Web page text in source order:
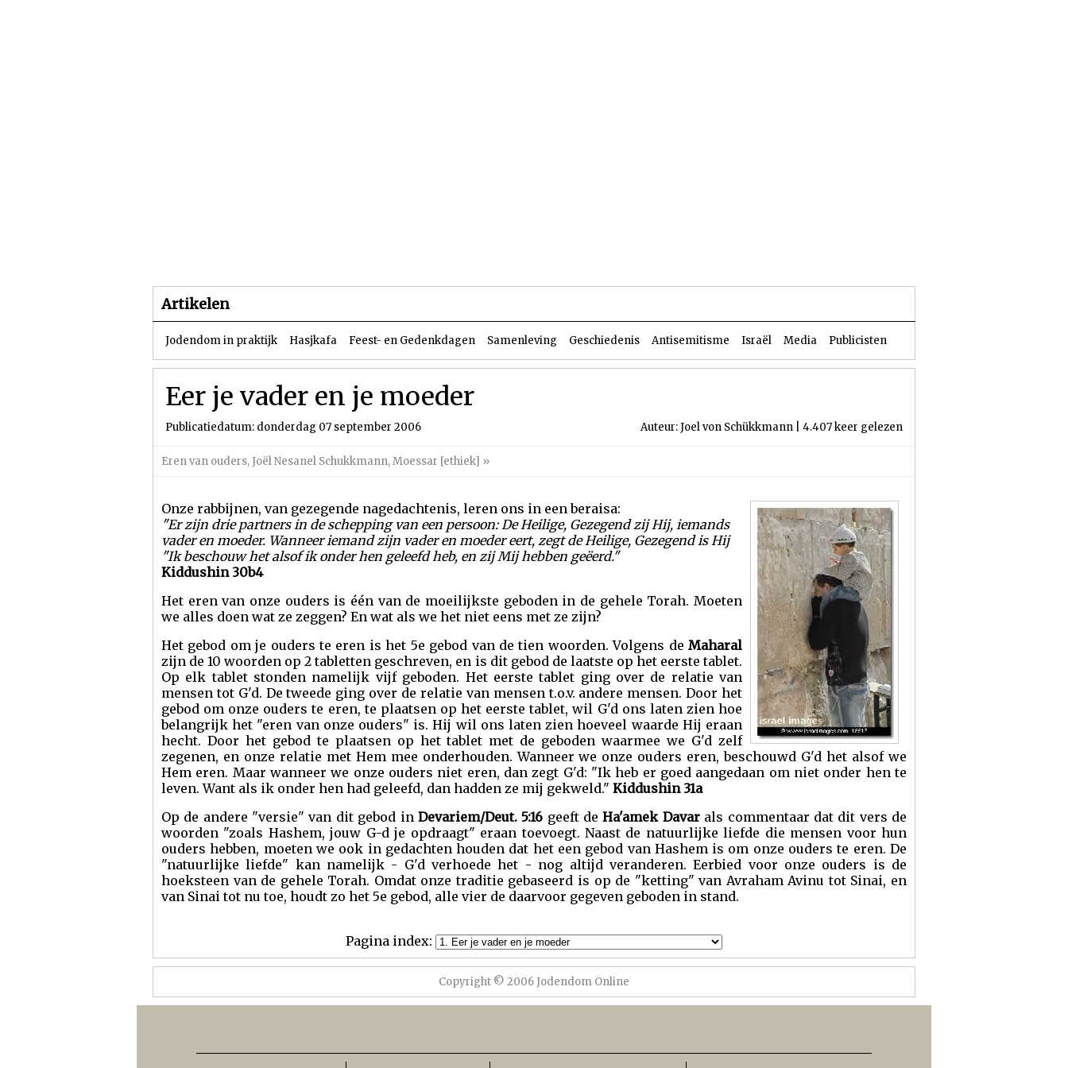
Artikelen
Jodendom in praktijk Hasjkafa Feest- en Gedenkdagen Samenleving Geschiedenis Antisemitisme Israël Media Publicisten
Eer je vader en je moeder
Publicatiedatum: donderdag 07 september 2006 Auteur: Joel von Schükkmann | 4.407 keer gelezen
Eren van ouders, Joël Nesanel Schukkmann,Moessar [ethiek] »
Onze rabbijnen, van gezegende nagedachtenis, leren ons in een beraisa:
"Er zijn drie partners in de schepping van een persoon: De Heilige, Gezegend zij Hij, iemands
vader en moeder. Wanneer iemand zijn vader en moeder eert, zegt de Heilige, Gezegend is Hij
"Ik beschouw het alsof ik onder hen geleefd heb, en zij Mij hebben geëerd."
Kiddushin 30b4
Het eren van onze ouders is één van de moeilijkste geboden in de gehele Torah. Moeten
we alles doen wat ze zeggen? En wat als we het niet eens met ze zijn?
Het gebod om je ouders te eren is het 5e gebod van de tien woorden. Volgens de Maharal
zijn de 10 woorden op 2 tabletten geschreven, en is dit gebod de laatste op het eerste tablet.
Op elk tablet stonden namelijk vijf geboden. Het eerste tablet ging over de relatie van
mensen tot G'd. De tweede ging over de relatie van mensen t.o.v. andere mensen. Door het
gebod om onze ouders te eren, te plaatsen op het eerste tablet, wil G'd ons laten zien hoe
belangrijk het "eren van onze ouders" is. Hij wil ons laten zien hoeveel waarde Hij eraan
hecht. Door het gebod te plaatsen op het tablet met de geboden waarmee we G'd zelf
zegenen, en onze relatie met Hem mee onderhouden. Wanneer we onze ouders eren, beschouwd G'd het alsof we
Hem eren. Maar wanneer we onze ouders niet eren, dan zegt G'd: "Ik heb er goed aangedaan om niet onder hen te
leven. Want als ik onder hen had geleefd, dan hadden ze mij gekweld." Kiddushin 31a
Op de andere "versie" van dit gebod in Devariem/Deut. 5:16 geeft deHa'amek Davarals commentaar dat dit vers de
woorden "zoals Hashem, jouw G-d je opdraagt" eraan toevoegt. Naast de natuurlijke liefde die mensen voor hun
ouders hebben, moeten we ook in gedachten houden dat het een gebod van Hashem is om onze ouders te eren. De
"natuurlijke liefde" kan namelijk - G'd verhoede het - nog altijd veranderen. Eerbied voor onze ouders is de
hoeksteen van de gehele Torah. Omdat onze traditie gebaseerd is op de "ketting" van Avraham Avinu tot Sinai, en
van Sinai tot nu toe, houdt zo het 5e gebod, alle vier de daarvoor gegeven geboden in stand.
Pagina index:
Copyright © 2006 Jodendom Online